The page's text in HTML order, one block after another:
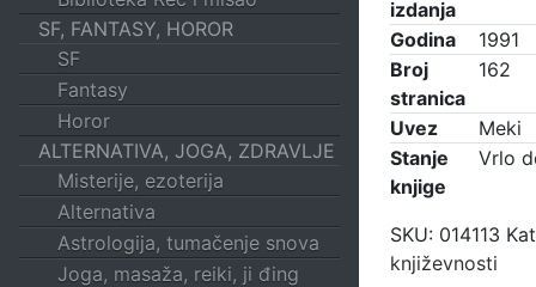
SF, FANTASY, HOROR
SF
Fantasy
Horor
ALTERNATIVA, JOGA, ZDRAVLJE
Misterije, ezoterija
Alternativa
Astrologija, tumačenje snova
Joga, masaža, reiki, ji đing
izdanja
Godina
1991
Broj
stranica
162
Uvez
Meki
Stanje
knjige
Vrlo
SKU: 014113
književnosti